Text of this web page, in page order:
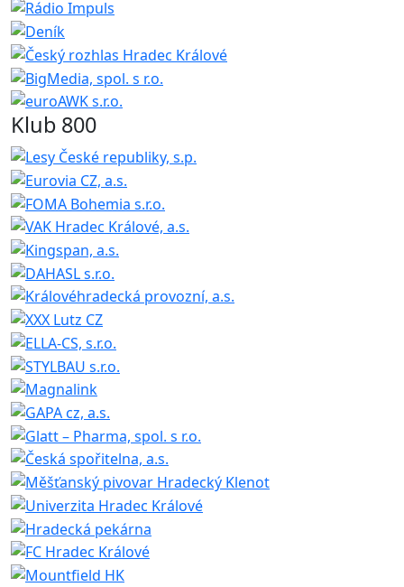
Klub 800